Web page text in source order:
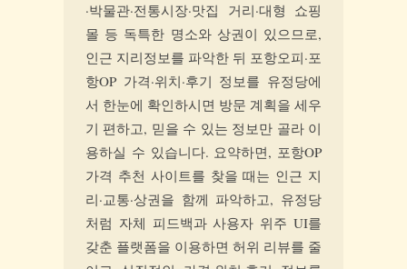
·박물관·전통시장·맛집 거리·대형 쇼핑
몰 등 독특한 명소와 상권이 있으므로,
인근 지리정보를 파악한 뒤 포항오피·포
항OP 가격·위치·후기 정보를 유정당에
서 한눈에 확인하시면 방문 계획을 세우
기 편하고, 믿을 수 있는 정보만 골라 이
용하실 수 있습니다. 요약하면, 포항OP
가격 추천 사이트를 찾을 때는 인근 지
리·교통·상권을 함께 파악하고, 유정당
처럼 자체 피드백과 사용자 위주 UI를
갖춘 플랫폼을 이용하면 허위 리뷰를 줄